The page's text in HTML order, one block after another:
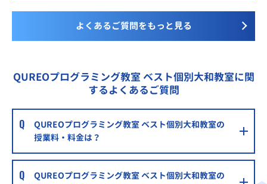
よくあるご質問をもっと見る
QUREOプログラミング教室 ベスト個別大和教室に関
するよくあるご質問
QUREOプログラミング教室 ベスト個別大和教室の
授業料・料金は？
QUREOプログラミング教室 ベスト個別大和教室の